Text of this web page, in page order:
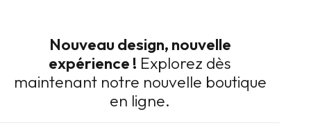
Nouveau design, nouvelle
expérience ! Explorez dès
maintenant notre nouvelle boutique
en ligne.
M S
AJOUTER AU PANIER